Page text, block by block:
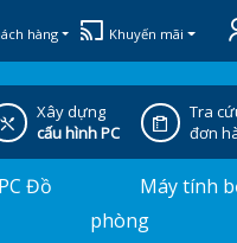
hàng Khuyến mãi
Xây dựng
cấu hình PC
Tra
đơn
Đồ
Máy tính
phòng